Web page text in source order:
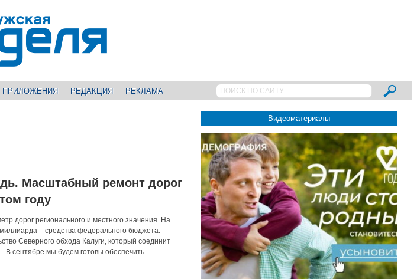
ПРИЛОЖЕНИЯ РЕДАКЦИЯ РЕКЛАМА
Масштабный ремонт дорог
году
дорог регионального и местного значения. На
– средства федерального бюджета.
Северного обхода Калуги, который соединит
В сентябре мы будем готовы обеспечить
Видеоматериалы